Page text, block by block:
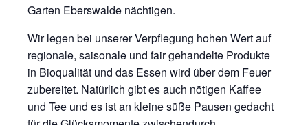
Garten Eberswalde nächtigen.
Wir legen bei unserer Verpflegung hohen Wert auf
regionale, saisonale und fair gehandelte Produkte
in Bioqualität und das Essen wird über dem Feuer
zubereitet. Natürlich gibt es auch nötigen Kaffee
und Tee und es ist an kleine süße Pausen gedacht